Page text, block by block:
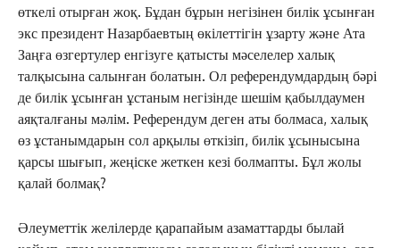
өткелі отырған жоқ. Бұдан бұрын негізінен билік ұсынған
экс президент Назарбаевтың өкілеттігін ұзарту және Ата
Заңға өзгертулер енгізуге қатысты мәселелер халық
талқысына салынған болатын. Ол референдумдардың бәрі
де билік ұсынған ұстаным негізінде шешім қабылдаумен
аяқталғаны мәлім. Референдум деген аты болмаса, халық
өз ұстанымдарын сол арқылы өткізіп, билік ұсынысына
қарсы шығып, жеңіске жеткен кезі болмапты. Бұл жолы
қалай болмақ?
Әлеуметтік желілерде қарапайым азаматтарды былай